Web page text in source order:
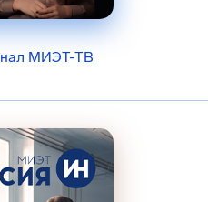
МИЭТ-ТВ